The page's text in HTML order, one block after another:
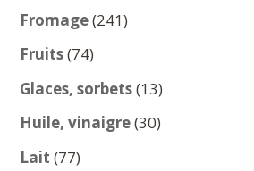
produits
Fromage 241241
Fruits 7474
produits
Glaces, sorbets 1313
produits
Huile, vinaigre 3030
Lait 7777